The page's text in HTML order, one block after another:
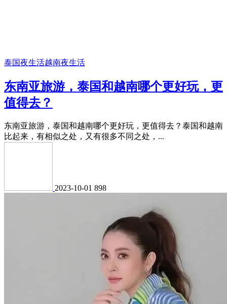
泰国夜生活越南夜生活
东南亚旅游，泰国和越南哪个更好玩，更
值得去？
东南亚旅游，泰国和越南哪个更好玩，更值得去？泰国和越南
比起来，有相似之处，又有很多不同之处，...
2023-10-01 898